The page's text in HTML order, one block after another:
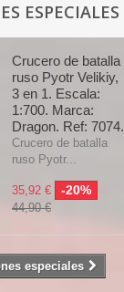
ESPECIALES
Crucero de batalla
ruso Pyotr Velikiy,
3 en 1. Escala:
1:700. Marca:
Dragon. Ref: 7074.
Crucero de batalla
ruso Pyotr...
35,92 € -20%
44,90 €
especiales